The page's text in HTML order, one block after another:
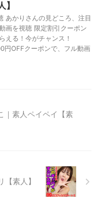
あかりさんの見どころ、注目
画を視聴 限定割引クーポン
える！今がチャンス！
円OFFクーポンで、フル動画
｜素人ペイペイ【素
素人】